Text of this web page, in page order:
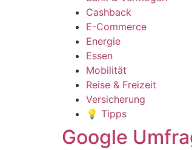
Cashback
E-Commerce
Energie
Essen
Mobilität
Reise & Freizeit
Versicherung
💡 Tipps
Google